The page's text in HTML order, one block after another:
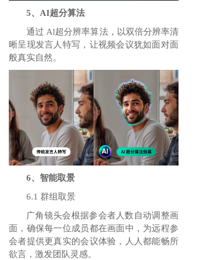
5、AI超分算法
通过 Al超分辨率算法，以双倍分辨率清
晰呈现发言人特写，让视频会议犹如面对面
般真实自然。
6、智能取景
6.1 群组取景
广角镜头会根据参会者人数自动调整画
面，确保每一位成员都在画面中，为远程参
会者提供更真实的会议体验，人人都能畅所
欲言，激发团队灵感。